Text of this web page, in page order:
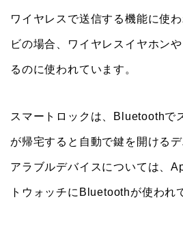
ワイヤレスで送信する機能に使
ビの場合、ワイヤレスイヤホン
るのに使われています。
スマートロックは、Bluetoothで
が帰宅すると自動で鍵を開ける
アラブルデバイスについては、
トウォッチにBluetoothが使われ